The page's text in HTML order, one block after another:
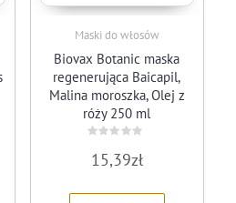
Maski do włosów
Biovax Botanic maska
regenerująca Baicapil,
Malina moroszka, Olej z
róży 250 ml
0
out
5
15,39zł